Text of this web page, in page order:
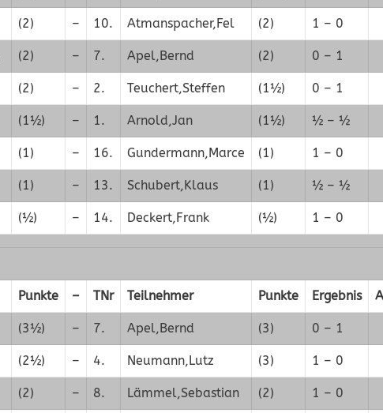
(2) – 10. Atmanspacher,Fel (2) 1 – 0
(2) – 7. Apel,Bernd (2) 0 – 1
(2) – 2. Teuchert,Steffen (1½) 0 – 1
(1½) – 1. Arnold,Jan (1½) ½ – ½
(1) – 16. Gundermann,Marce (1) 1 – 0
(1) – 13. Schubert,Klaus (1) ½ – ½
(½) – 14. Deckert,Frank (½) 1 – 0
Punkte – TNr Teilnehmer Punkte Ergebnis
(3½) – 7. Apel,Bernd (3) 0 – 1
(2½) – 4. Neumann,Lutz (3) 1 – 0
(2) – 8. Lämmel,Sebastian (2) 1 – 0